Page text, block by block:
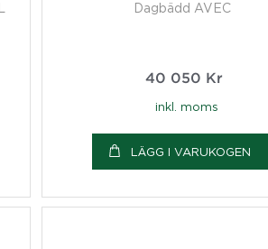
Dagbädd AVEC
40 050 Kr
inkl. moms
LÄGG I VARUKOGEN